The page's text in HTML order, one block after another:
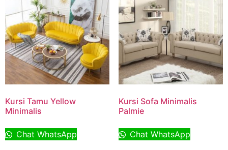
Kursi Tamu Yellow
Minimalis
Chat WhatsApp
Kursi Sofa Minimalis
Palmie
Chat WhatsApp